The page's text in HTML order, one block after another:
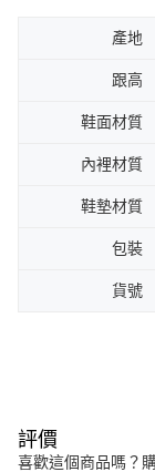
產地
跟高
鞋面材質
內裡材質
鞋墊材質
包裝
貨號
評價
喜歡這個商品嗎？